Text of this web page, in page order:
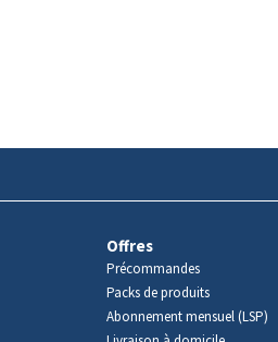
Offres
Précommandes
Packs de produits
Abonnement mensuel (LSP)